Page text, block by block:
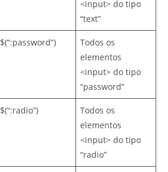
<input> do tipo
“text”
$(“:password”)
Todos os
elementos
<input> do tipo
“password”
$(“:radio”)
Todos os
elementos
<input> do tipo
“radio”